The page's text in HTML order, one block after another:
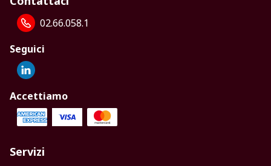
02.66.058.1
Seguici
Accettiamo
Servizi